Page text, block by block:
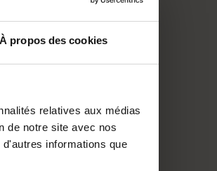
À propos des cookies
relatives aux médias
de notre site avec nos
informations que
un